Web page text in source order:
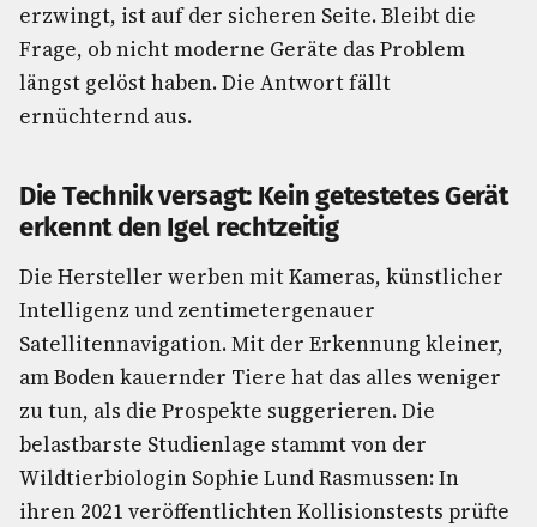
erzwingt, ist auf der sicheren Seite. Bleibt die
Frage, ob nicht moderne Geräte das Problem
längst gelöst haben. Die Antwort fällt
ernüchternd aus.
Die Technik versagt: Kein getestetes Gerät
erkennt den Igel rechtzeitig
Die Hersteller werben mit Kameras, künstlicher
Intelligenz und zentimetergenauer
Satellitennavigation. Mit der Erkennung kleiner,
am Boden kauernder Tiere hat das alles weniger
zu tun, als die Prospekte suggerieren. Die
belastbarste Studienlage stammt von der
Wildtierbiologin Sophie Lund Rasmussen: In
ihren 2021 veröffentlichten Kollisionstests prüfte